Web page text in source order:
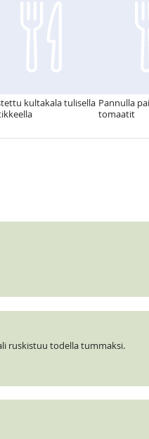
kultakala tulisella Pannulla
tomaatit
ruskistuu todella tummaksi.